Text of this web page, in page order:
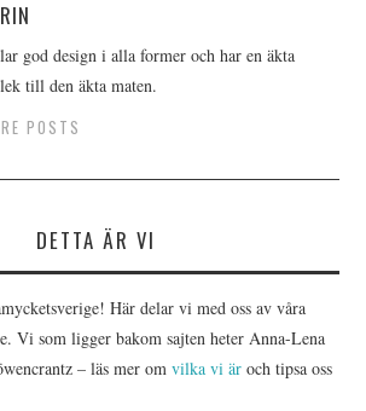
god design i alla former och har en äkta
till den äkta maten.
POSTS
DETTA ÄR VI
Här delar vi med oss av våra
Vi som ligger bakom sajten heter Anna-Lena
– läs mer omvilka vi är och tipsa oss